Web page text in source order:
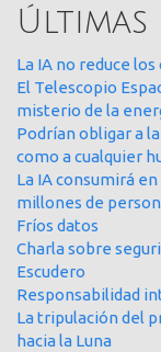
La IA no reduce
El Telescopio
misterio de la
Podrían obligar a
como a cualquier
La IA consumirá
millones de
Fríos datos
Charla sobre
Escudero
Responsabilidad
La tripulación del
hacia la Luna